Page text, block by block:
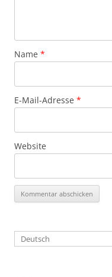
Name *
E-Mail-Adresse *
Website
Deutsch